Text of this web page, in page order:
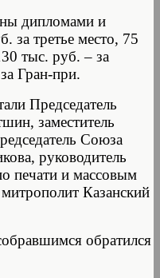
дипломами и
за третье место, 75
тыс. руб. – за
Гран-при.
Председатель
заместитель
Союза
руководитель
печати и массовым
Казанский
обратился